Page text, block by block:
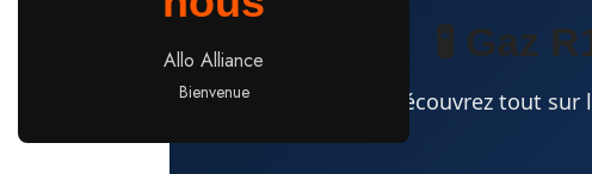
Allo Alliance
Bienvenue
🧪 Gaz
Découvrez tout